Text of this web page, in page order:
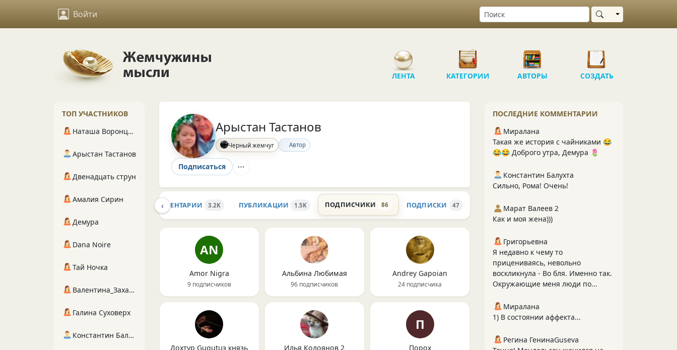
Войти Выбрать область
ЛЕНТА КАТЕГОРИИ АВТОРЫ СОЗДАТЬ
Арыстан Тастанов
Черный жемчуг Автор
Подписаться
ЗАКЛАДКИ КОММЕНТАРИИ 3.2K ПУБЛИКАЦИИ 1.5K ПОДПИСЧИКИ 86 ПОДПИСКИ 47
‹
AN
Amor Nigra
9 подписчиков
Альбина Любимая
96 подписчиков
Andrey Gapoian
24 подписчика
Дохтур Gugutцэ князь
Илья Колоянов 2
П
Порох
ПОСЛЕДНИЕ КОММЕНТАРИИ
Миралана
Такая же история с чайниками 😂
😂😂 Доброго утра, Демура 🌷
Константин Балухта
Сильно, Рома! Очень!
Марат Валеев 2
Как и моя жена)))
Григорьевна
Я недавно к чему то
прицениваясь, невольно
воскликнула - Во бля. Именно так.
Окружающие меня люди по...
Миралана
1) В состоянии аффекта...
Регина ГенинаGuseva
ТОП УЧАСТНИКОВ
Наташа Воронцова
Арыстан Тастанов
Двенадцать струн
Амалия Сирин
Демура
Dana Noire
Тай Ночка
Валентина_Захарова
Галина Суховерх
Константин Балухта